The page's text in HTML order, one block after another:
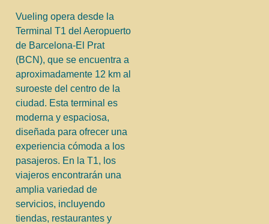
Vueling opera desde la
Terminal T1 del Aeropuerto
de Barcelona-El Prat
(BCN), que se encuentra a
aproximadamente 12 km al
suroeste del centro de la
ciudad. Esta terminal es
moderna y espaciosa,
diseñada para ofrecer una
experiencia cómoda a los
pasajeros. En la T1, los
viajeros encontrarán una
amplia variedad de
servicios, incluyendo
tiendas, restaurantes y